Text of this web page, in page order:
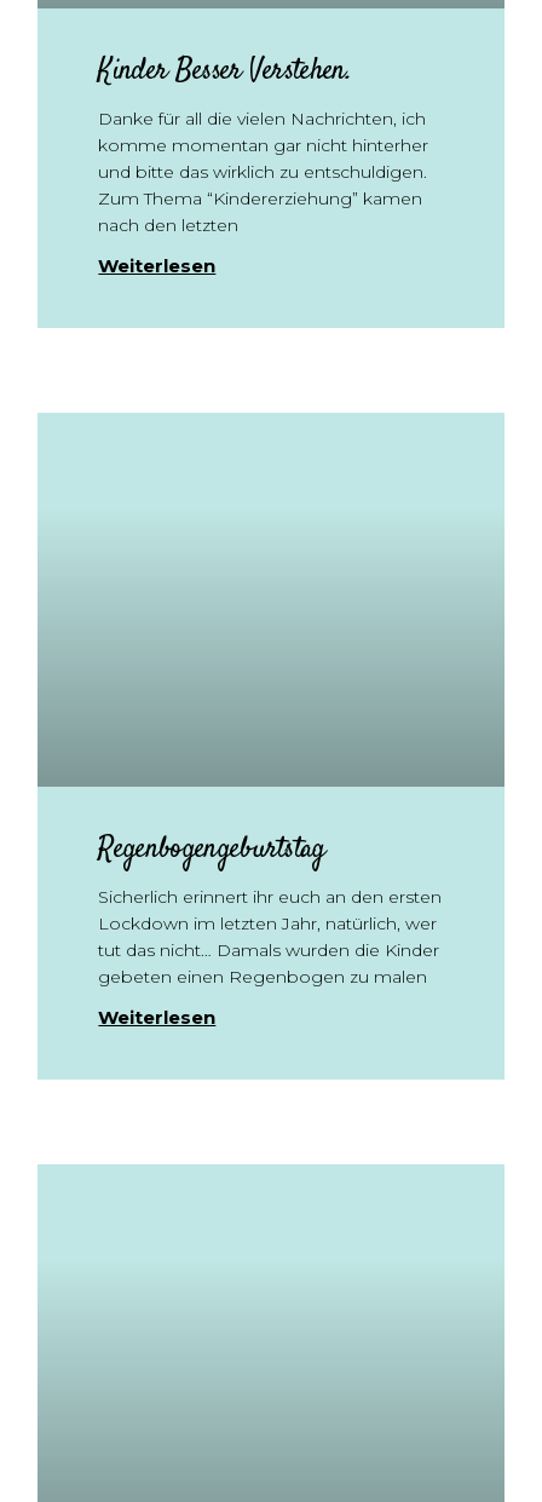
Kinder Besser Verstehen.
Danke für all die vielen Nachrichten, ich
komme momentan gar nicht hinterher
und bitte das wirklich zu entschuldigen.
Zum Thema “Kindererziehung” kamen
nach den letzten
Weiterlesen
Regenbogengeburtstag
Sicherlich erinnert ihr euch an den ersten
Lockdown im letzten Jahr, natürlich, wer
tut das nicht… Damals wurden die Kinder
gebeten einen Regenbogen zu malen
Weiterlesen